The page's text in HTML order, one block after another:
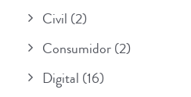
Civil (2)
Consumidor(2)
Digital (16)